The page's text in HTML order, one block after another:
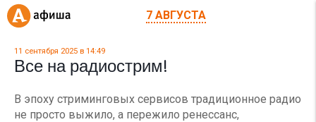
7 АВГУСТА
11 сентября 2025 в 14:49
Все на радиострим!
В эпоху стриминговых сервисов традиционное радио
не просто выжило, а пережило ренессанс,